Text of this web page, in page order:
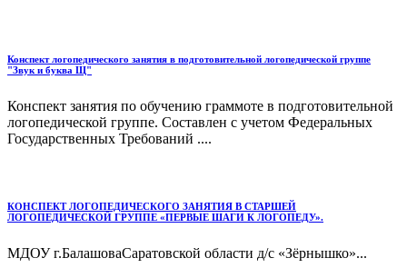
Конспект логопедического занятия в подготовительной логопедической группе
"Звук и буква Щ"
Конспект занятия по обучению граммоте в подготовительной
логопедической группе. Составлен с учетом Федеральных
Государственных Требований ....
КОНСПЕКТ ЛОГОПЕДИЧЕСКОГО ЗАНЯТИЯ В СТАРШЕЙ
ЛОГОПЕДИЧЕСКОЙ ГРУППЕ «ПЕРВЫЕ ШАГИ К ЛОГОПЕДУ».
МДОУ г.БалашоваСаратовской области д/с «Зёрнышко»...